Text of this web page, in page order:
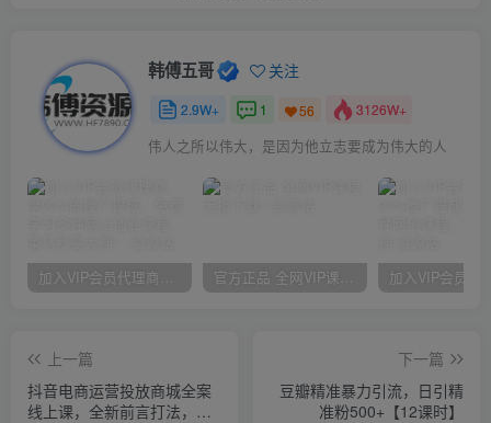
韩傅五哥 关注
2.9W+ 1 56 3126W+
伟人之所以伟大，是因为他立志要成为伟大的人
加入VIP会员代理商，享90%的推广提成，免费学习多种网上创业课程，菜鸟秒变大神！ 官方正品 全网VIP课程 无损下载~
上一篇
抖音电商运营投放商城全案
线上课，全新前言打法，助
下一篇
豆瓣精准暴力引流，日引精
准粉500+【12课时】